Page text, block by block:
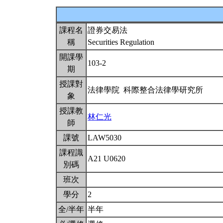
課程名
稱
證券交易法
Securities Regulation
開課學
期
103-2
授課對
象
法律學院 科際整合法律學研究所
授課教
師
林仁光
課號
LAW5030
課程識
別碼
A21 U0620
班次
學分
2
全/半年 半年